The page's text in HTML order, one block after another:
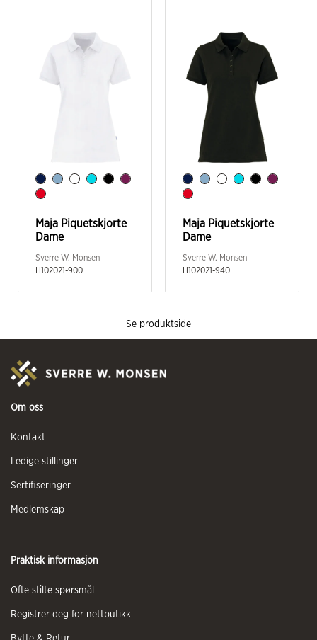
Maja Piquetskjorte
Dame
Sverre W. Monsen
H102021-900
Maja Piquetskjorte
Dame
Sverre W. Monsen
H102021-940
Se produktside
Om oss
Kontakt
Ledige stillinger
Sertifiseringer
Medlemskap
Praktisk informasjon
Ofte stilte spørsmål
Registrer deg for nettbutikk